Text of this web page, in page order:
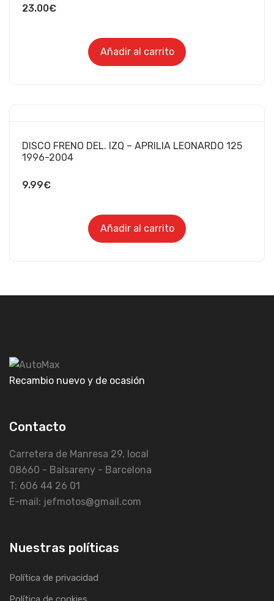
23.00€
Añadir al carrito
DISCO FRENO DEL. IZQ – APRILIA LEONARDO 125
1996-2004
9.99€
Añadir al carrito
Recambio nuevo y de ocasión
Contacto
Carretera de Manresa 29, local
08660 - Balsareny - Barcelona
T: 606 44 26 01
E-mail: jefmotos@gmail.com
Nuestras políticas
Política de privacidad